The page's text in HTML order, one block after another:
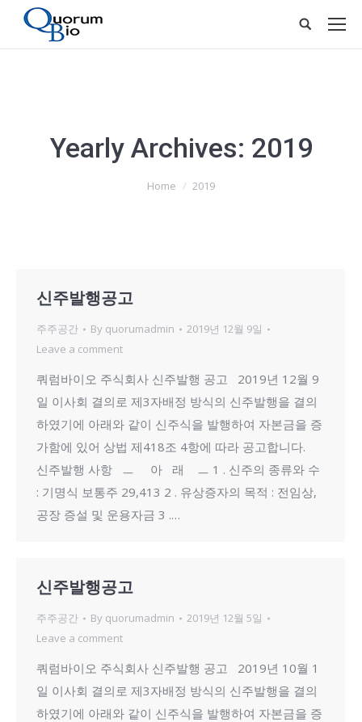
Yearly Archives: 2019
Home 2019
신주발행공고
주주공간 By quorumadmin
2019년 12월 9일
Leave a comment
쿼럼바이오 주식회사 신주발행 공고 2019년 12월 9
일 이사회 결의로 제3자배정 방식의 신주발행을 결의
하였기에 아래와 같이 신주식을 발행하여 자본금을 증
가함에 있어 상법 제418조 4항에 따라 공고합니다.
신주발행 사항 ㅡ 아 래 ㅡ 1 . 신주의 종류와 수
: 기명식 보통주 29,413 2 . 유상증자의 목적 : 전임상,
공장 증설 및 운용자금 3 .…
신주발행공고
주주공간 By quorumadmin
2019년 12월 5일
Leave a comment
쿼럼바이오 주식회사 신주발행 공고 2019년 10월 1
일 이사회 결의로 제3자배정 방식의 신주발행을 결의
하였기에 아래와 같이 신주식을 발행하여 자본금을 증